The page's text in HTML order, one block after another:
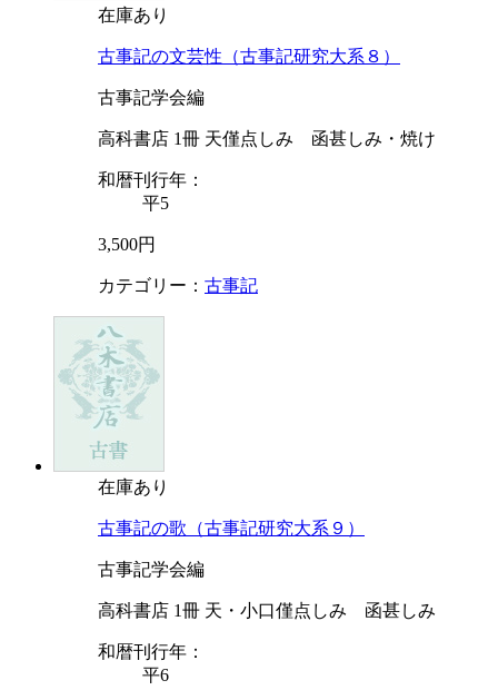
在庫あり
古事記の文芸性（古事記研究大系８）
古事記学会編
高科書店 1冊 天僅点しみ 函甚しみ・焼け
和暦刊行年：
平5
3,500円
カテゴリー： 古事記
在庫あり
古事記の歌（古事記研究大系９）
古事記学会編
高科書店 1冊 天・小口僅点しみ 函甚しみ
和暦刊行年：
平6